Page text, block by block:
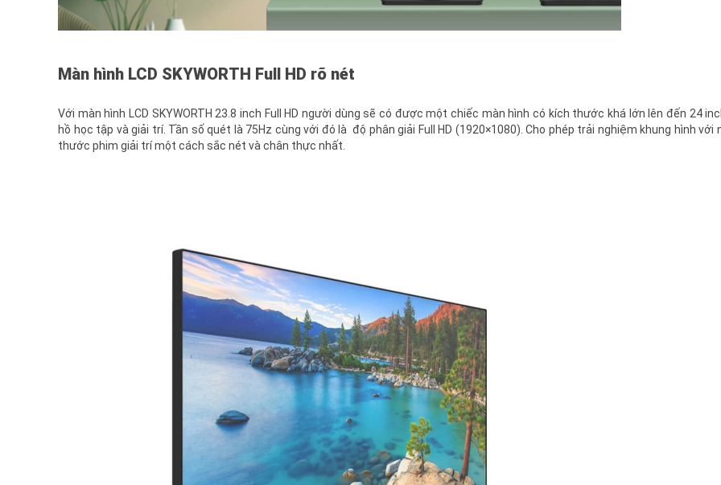
Màn hình LCD SKYWORTH Full HD rõ nét
Với màn hình LCD SKYWORTH 23.8 inch Full HD người dùng sẽ có được một chiếc màn hình có kích thước khá lớn lên đến 24
hồ học tập và giải trí. Tần số quét là 75Hz cùng với đó là độ phân giải Full HD (1920×1080). Cho phép trải nghiệm khung hình với
thước phim giải trí một cách sắc nét và chân thực nhất.